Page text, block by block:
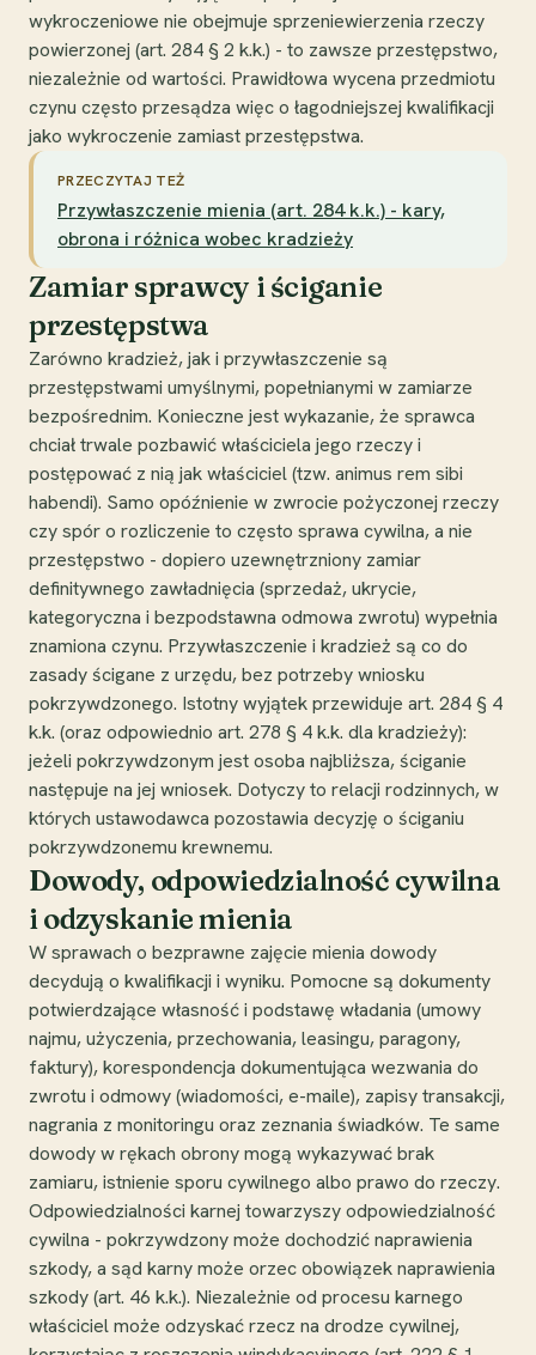
wykroczeniowe nie obejmuje sprzeniewierzenia rzeczy
powierzonej (art. 284 § 2 k.k.) - to zawsze przestępstwo,
niezależnie od wartości. Prawidłowa wycena przedmiotu
czynu często przesądza więc o łagodniejszej kwalifikacji
jako wykroczenie zamiast przestępstwa.
PRZECZYTAJ TEŻ
Przywłaszczenie mienia (art. 284 k.k.) - kary,
obrona i różnica wobec kradzieży
Zamiar sprawcy i ściganie
przestępstwa
Zarówno kradzież, jak i przywłaszczenie są
przestępstwami umyślnymi, popełnianymi w zamiarze
bezpośrednim. Konieczne jest wykazanie, że sprawca
chciał trwale pozbawić właściciela jego rzeczy i
postępować z nią jak właściciel (tzw. animus rem sibi
habendi). Samo opóźnienie w zwrocie pożyczonej rzeczy
czy spór o rozliczenie to często sprawa cywilna, a nie
przestępstwo - dopiero uzewnętrzniony zamiar
definitywnego zawładnięcia (sprzedaż, ukrycie,
kategoryczna i bezpodstawna odmowa zwrotu) wypełnia
znamiona czynu. Przywłaszczenie i kradzież są co do
zasady ścigane z urzędu, bez potrzeby wniosku
pokrzywdzonego. Istotny wyjątek przewiduje art. 284 § 4
k.k. (oraz odpowiednio art. 278 § 4 k.k. dla kradzieży):
jeżeli pokrzywdzonym jest osoba najbliższa, ściganie
następuje na jej wniosek. Dotyczy to relacji rodzinnych, w
których ustawodawca pozostawia decyzję o ściganiu
pokrzywdzonemu krewnemu.
Dowody, odpowiedzialność cywilna
i odzyskanie mienia
W sprawach o bezprawne zajęcie mienia dowody
decydują o kwalifikacji i wyniku. Pomocne są dokumenty
potwierdzające własność i podstawę władania (umowy
najmu, użyczenia, przechowania, leasingu, paragony,
faktury), korespondencja dokumentująca wezwania do
zwrotu i odmowy (wiadomości, e-maile), zapisy transakcji,
nagrania z monitoringu oraz zeznania świadków. Te same
dowody w rękach obrony mogą wykazywać brak
zamiaru, istnienie sporu cywilnego albo prawo do rzeczy.
Odpowiedzialności karnej towarzyszy odpowiedzialność
cywilna - pokrzywdzony może dochodzić naprawienia
szkody, a sąd karny może orzec obowiązek naprawienia
szkody (art. 46 k.k.). Niezależnie od procesu karnego
właściciel może odzyskać rzecz na drodze cywilnej,